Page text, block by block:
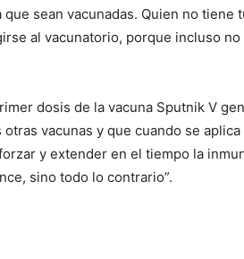
sean vacunadas. Quien no tiene
al vacunatorio, porque incluso no
dosis de la vacuna Sputnik V
vacunas y que cuando se
y extender en el tiempo la
sino todo lo contrario”.